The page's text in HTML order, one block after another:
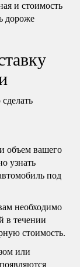
и стоимость
дороже
объем вашего
узнать
под
необходимо
в течении
стоимость.
или